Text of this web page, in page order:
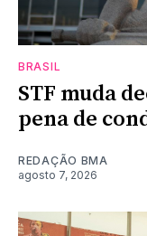
BRASIL
STF muda
pena de
REDAÇÃO BMA
agosto 7, 2026